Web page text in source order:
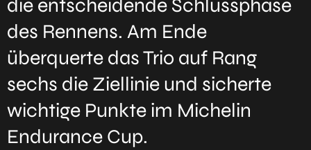
die entscheidende Schlussphase
des Rennens. Am Ende
überquerte das Trio auf Rang
sechs die Ziellinie und sicherte
wichtige Punkte im Michelin
Endurance Cup.